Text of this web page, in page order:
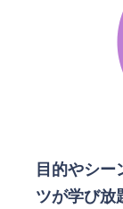
目的やシー
ツが学び放